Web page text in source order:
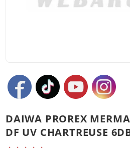
DAIWA PROREX
DF UV CHARTREUSE